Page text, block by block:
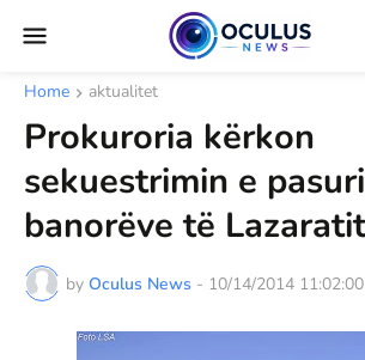
Home aktualitet
Prokuroria kërkon
sekuestrimin e
banorëve të Lazaratit
by Oculus News - 10/14/2014